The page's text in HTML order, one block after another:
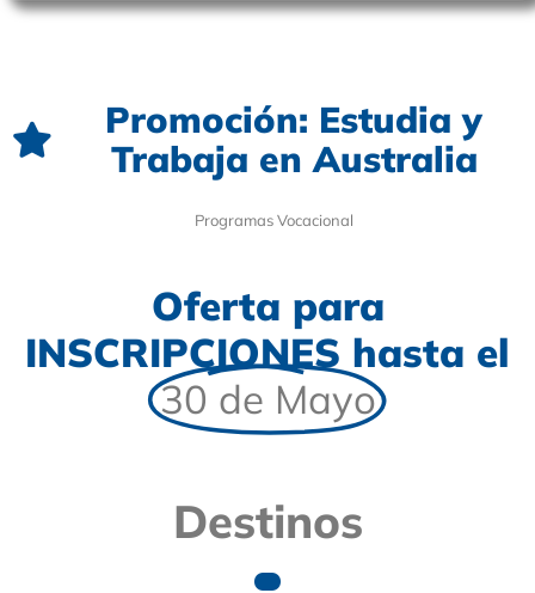
Promoción: Estudia y
Trabaja en Australia
Programas Vocacional
Oferta para
INSCRIPCIONES hasta el
30 de Mayo
Destinos